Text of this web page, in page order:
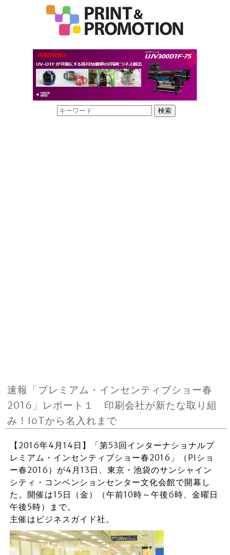
速報「プレミアム・インセンティブショー春
2016」レポート１ 印刷会社が新たな取り組
み！IoTから名入れまで
【2016年4月14日】「第53回インターナショナルプ
レミアム・インセンティブショー春2016」（PIショ
ー春2016）が4月13日、東京・池袋のサンシャイン
シティ・コンベンションセンター文化会館で開幕し
た。開催は15日（金）（午前10時～午後6時、金曜日
午後5時）まで。
主催はビジネスガイド社。